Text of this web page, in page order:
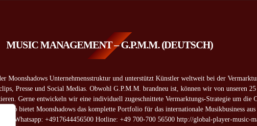
MUSIC MANAGEMENT – G.P.M.M. (DEUTSCH)
Moonshadows Unternehmensstruktur und unterstützt Künstler weltweit bei der
Presse und Social Medias. Obwohl G.P.M.M. brandneu ist, können wir von unseren
Gerne entwickeln wir eine individuell zugeschnittete Vermarktungs-Strategie um die
So bietet Moonshadows das komplette Portfolio für das internationale Musikbusiness
Whatsapp: +4917644456500 Hotline: +49 700-700 56500 http://global-player-music-